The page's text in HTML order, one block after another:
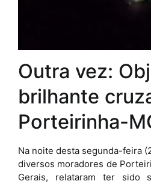
Outra vez:
brilhante
Porteirinha-
Na noite desta segunda-feira
diversos moradores de
Gerais, relataram ter sido